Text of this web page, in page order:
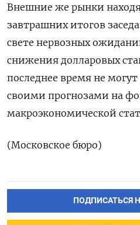
Внешние же рынки
завтрашних итогов
свете нервозных
снижения долларовых
последнее время не могут
своими прогнозами на
макроэкономической
(Московское бюро)
ПОДПИСАТЬСЯ